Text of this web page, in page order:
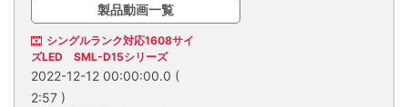
製品動画一覧
シングルランク対応1608サイ
ズLED SML-D15シリーズ
2022-12-12 00:00:00.0 (
2:57 )